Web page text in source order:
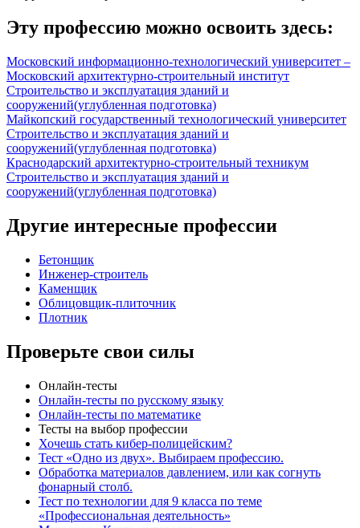
Эту профессию можно освоить здесь:
Московский информационно-технологический университет –
Московский архитектурно-строительный институт
Строительство и эксплуатация зданий и
сооружений(углубленная подготовка)
Майкопский государственный технологический университет
Строительство и эксплуатация зданий и
сооружений(углубленная подготовка)
Краснодарский архитектурно-строительный техникум
Строительство и эксплуатация зданий и
сооружений(углубленная подготовка)
Другие интересные профессии
Бетонщик
Инженер-строитель
Каменщик
Облицовщик-плиточник
Плотник
Проверьте свои силы
Онлайн-тесты
Онлайн-тесты по русскому языку
Онлайн-тесты по математике
Тесты на выбор профессии
Хочешь стать кибер-полицейским?
Тест «Одно из двух». Выбираем профессию.
Обработка материалов давлением, или как согнуть
фонарный столб.
Тест по технологии для 9 класса по теме
«Профессиональная деятельность»